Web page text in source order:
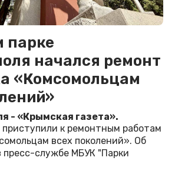
парке
начался ремонт
«Комсомольцам
- «Крымская газета».
к ремонтным работам
всех поколений». Об
пресс-службе МБУК "Парки